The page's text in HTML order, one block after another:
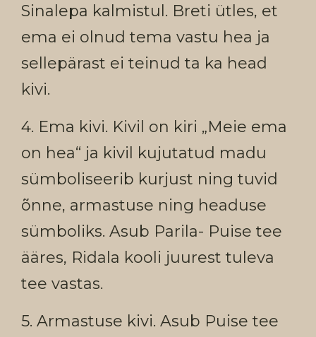
Sinalepa kalmistul. Breti ütles, et
ema ei olnud tema vastu hea ja
sellepärast ei teinud ta ka head
kivi.
4. Ema kivi. Kivil on kiri „Meie ema
on hea“ ja kivil kujutatud madu
sümboliseerib kurjust ning tuvid
õnne, armastuse ning headuse
sümboliks. Asub Parila- Puise tee
ääres, Ridala kooli juurest tuleva
tee vastas.
5. Armastuse kivi. Asub Puise tee